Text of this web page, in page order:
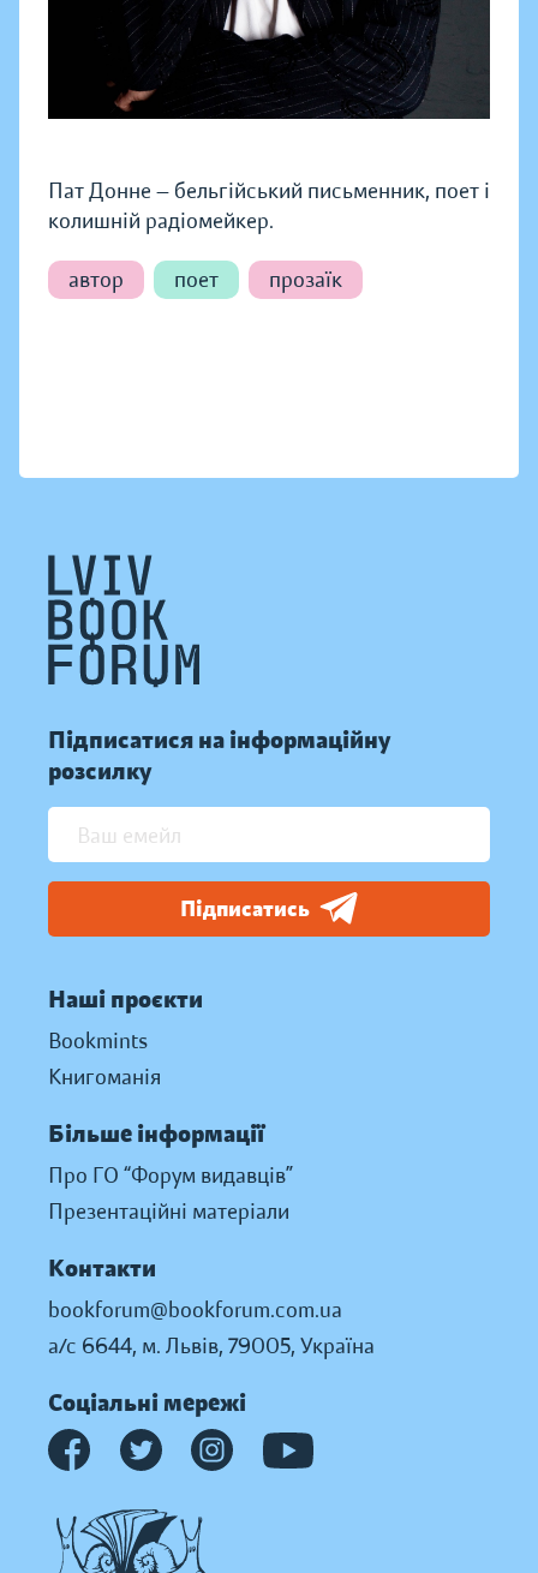
Пат Донне — бельгійський письменник, поет і
колишній радіомейкер.
автор поет прозаїк
Підписатися на інформаційну
розсилку
Підписатись
Наші проєкти
Bookmints
Книгоманія
Більше інформації
Про ГО “Форум видавців”
Презентаційні матеріали
Контакти
bookforum@bookforum.com.ua
а/с 6644, м. Львів, 79005, Україна
Соціальні мережі